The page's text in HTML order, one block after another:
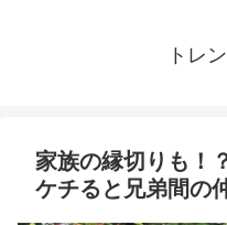
トレ
家族の縁切りも！
ケチると兄弟間の